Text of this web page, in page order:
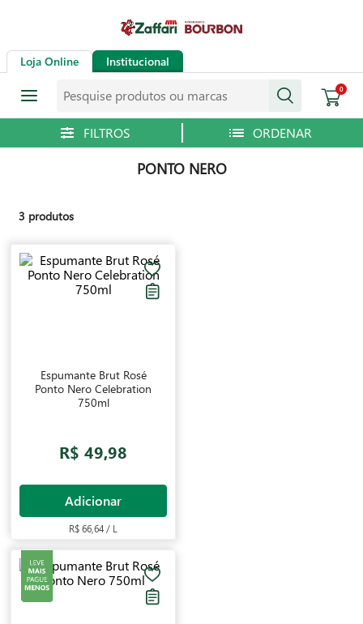
Loja Online Institucional
0
PONTO NERO
3 produtos
Espumante Brut Rosé
Ponto Nero Celebration
750ml
R$ 49,98
Adicionar
R$ 66,64 / L